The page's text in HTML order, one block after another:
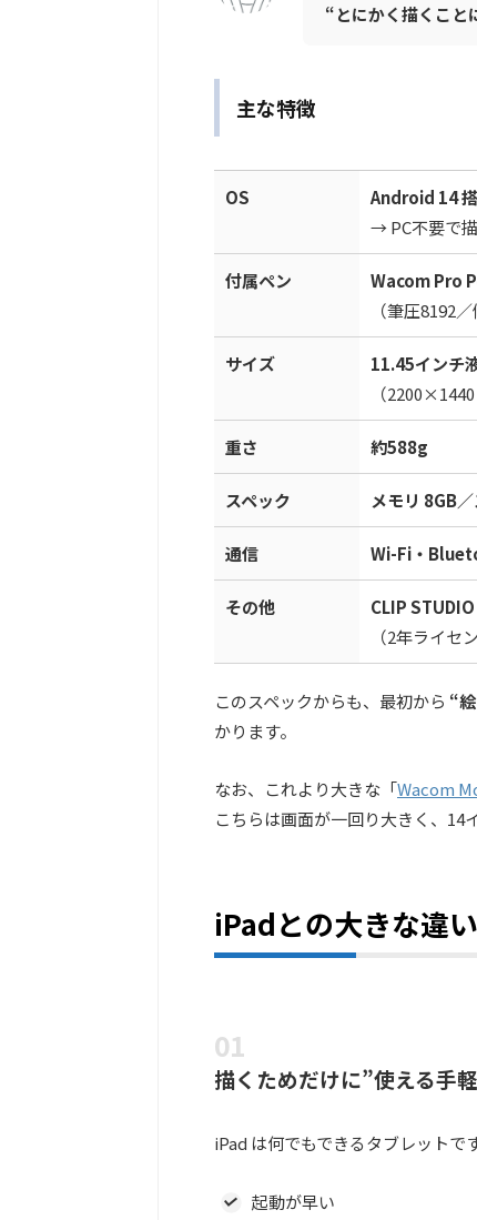
“とにかく描くこと
主な特徴
OS
Android 14
→ PC不要で
付属ペン
Wacom Pro
（筆圧8192
サイズ
11.45インチ
（
重さ 約588g
スペック メモリ 8GB
通信 Wi-Fi・
その他
CLIP
（2年ライセ
このスペックからも、最初から “
かります。
なお、これより大きな「Wacom
こちらは画面が一回り大きく、14
iPadとの大きな違い
描くためだけに”使える手
iPad は何でもできるタブレットです
起動が早い